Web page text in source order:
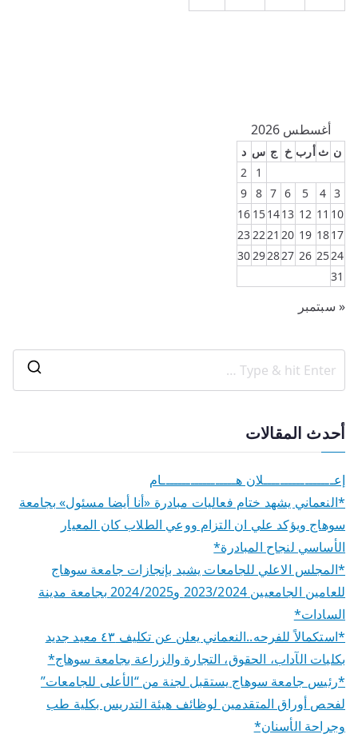
أغسطس 2026
ن ث أرب خ ج س د
1
2
3
4
5
6
7
8
9
10
11
12
13
14
15
16
17
18
19
20
21
22
23
24
25
26
27
28
29
30
31
« سبتمبر
أحدث المقالات
إعـــــــــــــــــلان هــــــــــــــــــام
*النعماني يشهد ختام فعاليات مبادرة «أنا أيضا مسئول» بجامعة
سوهاج ويؤكد علي ان التزام ووعي الطلاب كان المعيار
الأساسي لنجاح المبادرة*
*المجلس الاعلي للجامعات يشيد بإنجازات جامعة سوهاج
للعامين الجامعيين 2023/2024 و2024/2025 بجامعة مدينة
السادات*
*استكمالاً للفرحه..النعماني يعلن عن تكليف ٤٣ معيد جديد
بكليات الآداب، الحقوق، التجارة والزراعة بجامعة سوهاج*
*رئيس جامعة سوهاج يستقبل لجنة من “الأعلى للجامعات”
لفحص أوراق المتقدمين لوظائف هيئة التدريس بكلية طب
وجراحة الأسنان*